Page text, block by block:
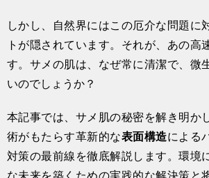
しかし、自然界にはこの厄介な問題に
トが隠されています。それが、あの高
す。サメの肌は、なぜ常に清潔で、微
いのでしょうか？
本記事では、サメ肌の秘密を解き明か
術がもたらす革新的な表面構造による
対策の最前線を徹底解説します。環境